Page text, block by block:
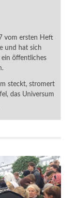
vom ersten Heft
und hat sich
öffentliches
steckt, stromert
das Universum